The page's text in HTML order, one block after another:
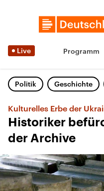
Live Programm
Politik Geschichte
Kulturelles Erbe der
Historiker
der Archive